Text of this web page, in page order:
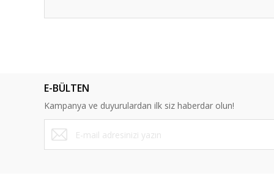
Ürün bilgilerinde hatalar bulunuyor.
Ürün fiyatı diğer sitelerden daha pahalı.
Bu ürüne benzer farklı alternatifler olmalı.
E-BÜLTEN
Kampanya ve duyurulardan ilk siz haberdar olun!